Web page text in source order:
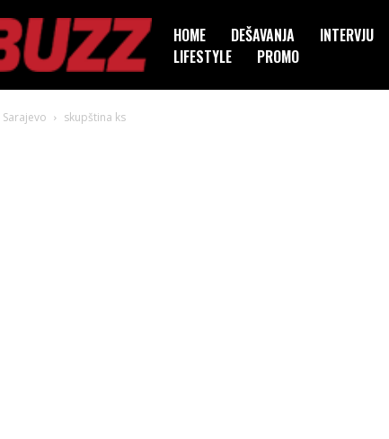
HOME DEŠAVANJA INTERVJU
LIFESTYLE
PROMO
skupština ks